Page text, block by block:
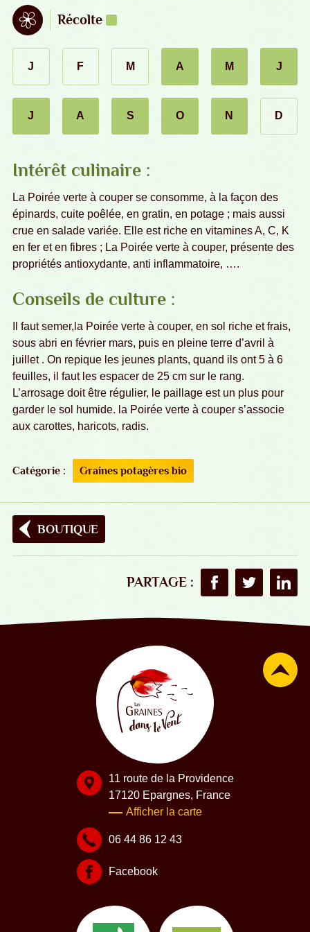
Récolte
J F M A M J
J A S O N D
Intérêt culinaire :
La Poirée verte à couper se consomme, à la façon des
épinards, cuite poêlée, en gratin, en potage ; mais aussi
crue en salade variée. Elle est riche en vitamines A, C, K
en fer et en fibres ; La Poirée verte à couper, présente des
propriétés antioxydante, anti inflammatoire, ….
Conseils de culture :
Il faut semer,la Poirée verte à couper, en sol riche et frais,
sous abri en février mars, puis en pleine terre d’avril à
juillet . On repique les jeunes plants, quand ils ont 5 à 6
feuilles, il faut les espacer de 25 cm sur le rang.
L’arrosage doit être régulier, le paillage est un plus pour
garder le sol humide. la Poirée verte à couper s’associe
aux carottes, haricots, radis.
Catégorie : Graines potagères bio
BOUTIQUE
PARTAGE : Partager surPartager sur
11 route de la Providence
17120 Epargnes, France
Afficher la carte
06 44 86 12 43
Facebook